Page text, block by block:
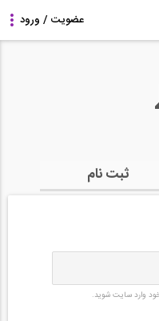
ثبت نام
وارد سایت شوید.